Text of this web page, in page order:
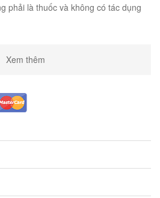
phải là thuốc và không có tác dụng
Xem thêm